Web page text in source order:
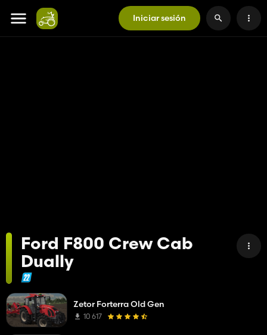
Iniciar sesión
Ford F800 Crew Cab
Dually
Zetor Forterra Old Gen
10 617